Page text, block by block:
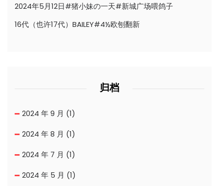
2024年5月12日#猪小妹の一天#新城广场喂鸽子
16代（也许17代）BAILEY#4½欧刨翻新
归档
2024 年 9 月 (1)
2024 年 8 月 (1)
2024 年 7 月 (1)
2024 年 5 月 (1)